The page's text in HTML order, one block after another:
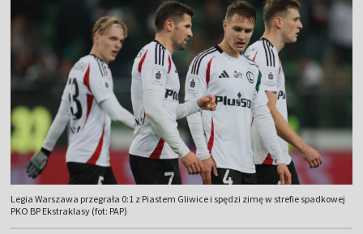
Legia Warszawa przegrała 0:1 z Piastem Gliwice i spędzi zimę w strefie spadkowej
PKO BP Ekstraklasy (fot: PAP)